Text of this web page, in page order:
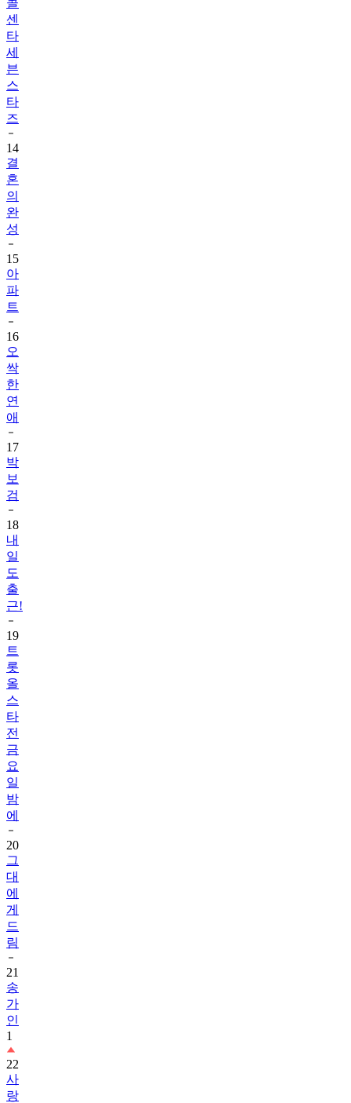
센
타
세
븐
스
타
즈
14
결
혼
의
완
성
15
아
파
트
16
오
싹
한
연
애
17
박
보
검
18
내
일
도
출
근!
19
트
롯
올
스
타
전
금
요
일
밤
에
20
그
대
에
게
드
림
21
송
가
인
1
22
사
랑